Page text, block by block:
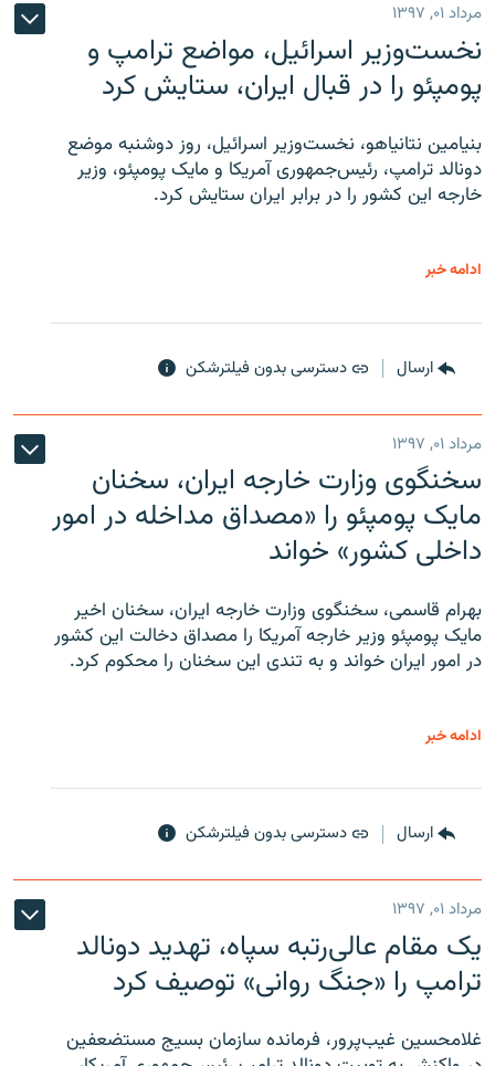
مرداد ۰۱, ۱۳۹۷
نخست‌وزیر اسرائیل، مواضع ترامپ و
پومپئو را در قبال ایران، ستایش کرد
بنیامین نتانیاهو، نخست‌وزیر اسرائیل، روز دوشنبه موضع
دونالد ترامپ، رئیس‌جمهوری آمریکا و مایک پومپئو، وزیر
خارجه این کشور را در برابر ایران ستایش کرد.
ادامه خبر
ارسال دسترسی بدون فیلترشکن
مرداد ۰۱, ۱۳۹۷
سخنگوی وزارت خارجه ایران، سخنان
مایک پومپئو را «مصداق مداخله در امور
داخلی کشور» خواند
بهرام قاسمی، سخنگوی وزارت خارجه ایران، سخنان اخیر
مایک پومپئو وزیر خارجه آمریکا را مصداق دخالت این کشور
در امور ایران خواند و به تندی این سخنان را محکوم کرد.
ادامه خبر
ارسال دسترسی بدون فیلترشکن
مرداد ۰۱, ۱۳۹۷
یک مقام عالی‌رتبه سپاه، تهدید دونالد
ترامپ را «جنگ روانی» توصیف کرد
غلامحسین غیب‌پرور، فرمانده سازمان بسیج مستضعفین